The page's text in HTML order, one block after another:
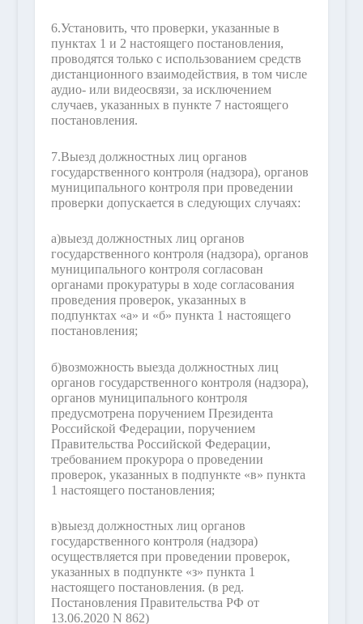
6.Установить, что проверки, указанные в
пунктах 1 и 2 настоящего постановления,
проводятся только с использованием средств
дистанционного взаимодействия, в том числе
аудио- или видеосвязи, за исключением
случаев, указанных в пункте 7 настоящего
постановления.
7.Выезд должностных лиц органов
государственного контроля (надзора), органов
муниципального контроля при проведении
проверки допускается в следующих случаях:
а)выезд должностных лиц органов
государственного контроля (надзора), органов
муниципального контроля согласован
органами прокуратуры в ходе согласования
проведения проверок, указанных в
подпунктах «а» и «б» пункта 1 настоящего
постановления;
б)возможность выезда должностных лиц
органов государственного контроля (надзора),
органов муниципального контроля
предусмотрена поручением Президента
Российской Федерации, поручением
Правительства Российской Федерации,
требованием прокурора о проведении
проверок, указанных в подпункте «в» пункта
1 настоящего постановления;
в)выезд должностных лиц органов
государственного контроля (надзора)
осуществляется при проведении проверок,
указанных в подпункте «з» пункта 1
настоящего постановления. (в ред.
Постановления Правительства РФ от
13.06.2020 N 862)